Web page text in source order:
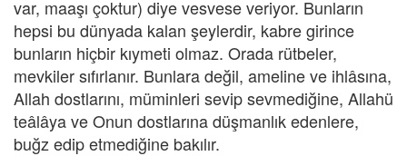
var, maaşı çoktur) diye vesvese veriyor. Bunların
hepsi bu dünyada kalan şeylerdir, kabre girince
bunların hiçbir kıymeti olmaz. Orada rütbeler,
mevkiler sıfırlanır. Bunlara değil, ameline ve ihlâsına,
Allah dostlarını, müminleri sevip sevmediğine, Allahü
teâlâya ve Onun dostlarına düşmanlık edenlere,
buğz edip etmediğine bakılır.